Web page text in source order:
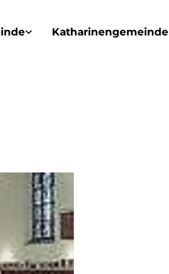
Katharinengemeinde